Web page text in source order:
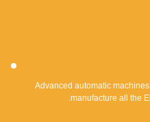
Advanced automatic
manufacture all the